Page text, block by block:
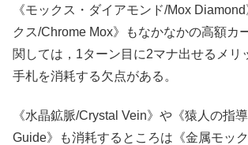
《モックス・ダイアモンド/Mox
クス/Chrome Mox》もなかなかの高額カ
関しては，1ターン目に2マナ出せるメリ
手札を消耗する欠点がある。
《水晶鉱脈/Crystal Vein》や《猿人の指
Guide》も消耗するところは《金属モッ